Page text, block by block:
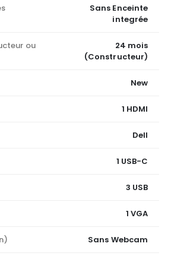
Sans Enceinte
integrée
ou
24 mois
(Constructeur)
New
1 HDMI
Dell
1 USB-C
3 USB
1 VGA
Sans Webcam